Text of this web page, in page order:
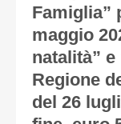
Famiglia”
maggio
natalità”
Regione
del 26